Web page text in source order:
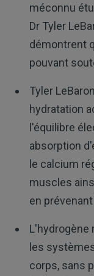
méconnu
Dr Tyler
démontrent
pouvant
Tyler
hydratation
l'équilibre
absorption
le calcium
muscles
en
L'hydrogène
les
corps, sans